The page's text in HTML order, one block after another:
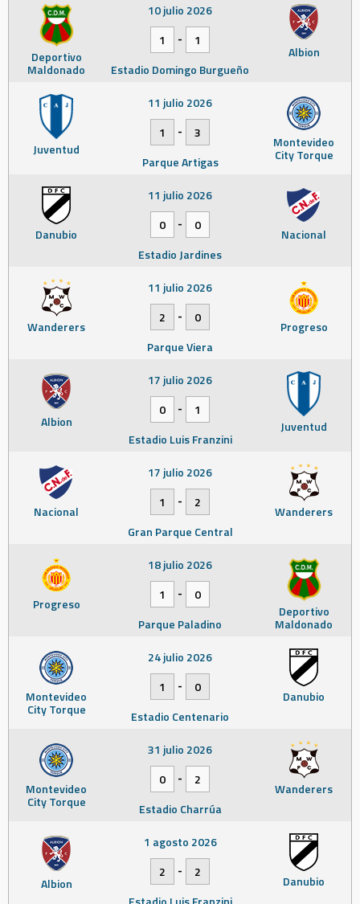
Deportivo
Maldonado
Albion
10 julio 2026
1
-
1
Estadio Domingo Burgueño
Juventud Montevideo
City Torque
11 julio 2026
1
-
3
Parque Artigas
Danubio Nacional
11 julio 2026
0
-
0
Estadio Jardines
Wanderers Progreso
11 julio 2026
2
-
0
Parque Viera
Albion Juventud
17 julio 2026
0
-
1
Estadio Luis Franzini
Nacional Wanderers
17 julio 2026
1
-
2
Gran Parque Central
Progreso Deportivo
Maldonado
18 julio 2026
1
-
0
Parque Paladino
Montevideo
City Torque
Danubio
24 julio 2026
1
-
0
Estadio Centenario
Montevideo
City Torque
Wanderers
31 julio 2026
0
-
2
Estadio Charrúa
Albion Danubio
1 agosto 2026
2
-
2